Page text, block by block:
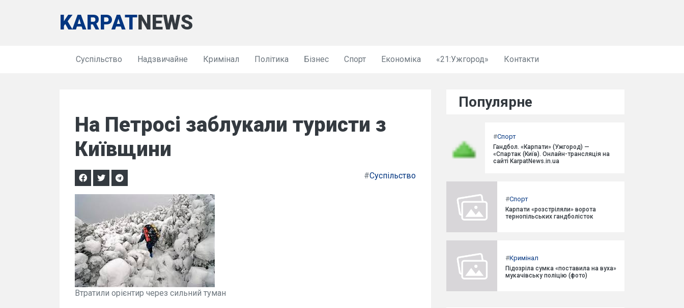
KARPATNEWS
Суспільство Надзвичайне Кримінал Політика Бізнес Спорт Економіка «21:Ужгород» Контакти
На Петросі заблукали туристи з
Київщини
#Суспільство
Втратили орієнтир через сильний туман
Популярне
#Спорт
Гандбол. «Карпати» (Ужгород) —
«Спартак (Київ). Онлайн-трансляція на
сайті KarpatNews.in.ua
#Спорт
Карпати «розстріляли» ворота
тернопільських гандболісток
#Кримінал
Підозріла сумка «поставила на вуха»
мукачівську поліцію (фото)